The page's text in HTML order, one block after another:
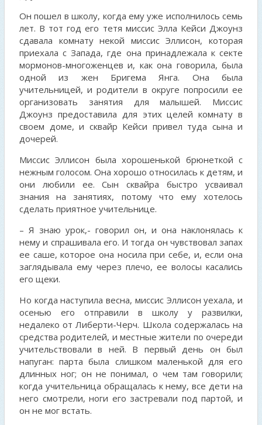
Он пошел в школу, когда ему уже исполнилось семь
лет. В тот год его тетя миссис Элла Кейси Джоунз
сдавала комнату некой миссис Эллисон, которая
приехала с Запада, где она принадлежала к секте
мормонов-многоженцев и, как она говорила, была
одной из жен Бригема Янга. Она была
учительницей, и родители в округе попросили ее
организовать занятия для малышей. Миссис
Джоунз предоставила для этих целей комнату в
своем доме, и сквайр Кейси привел туда сына и
дочерей.
Миссис Эллисон была хорошенькой брюнеткой с
нежным голосом. Она хорошо относилась к детям, и
они любили ее. Сын сквайра быстро усваивал
знания на занятиях, потому что ему хотелось
сделать приятное учительнице.
– Я знаю урок,- говорил он, и она наклонялась к
нему и спрашивала его. И тогда он чувствовал запах
ее саше, которое она носила при себе, и, если она
заглядывала ему через плечо, ее волосы касались
его щеки.
Но когда наступила весна, миссис Эллисон уехала, и
осенью его отправили в школу у развилки,
недалеко от Либерти-Черч. Школа содержалась на
средства родителей, и местные жители по очереди
учительствовали в ней. В первый день он был
напуган: парта была слишком маленькой для его
длинных ног; он не понимал, о чем там говорили;
когда учительница обращалась к нему, все дети на
него смотрели, ноги его застревали под партой, и
он не мог встать.